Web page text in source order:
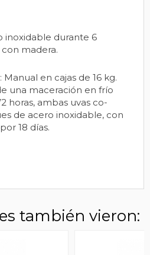
inoxidable durante 6
madera.
en cajas de 16 kg.
una maceración en frío
horas, ambas uvas co-
de acero inoxidable, con
18 días.
también vieron: